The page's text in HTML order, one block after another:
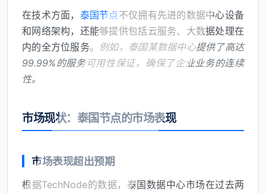
在技术方面， 泰国节点不仅拥有先进的数据中心设备
和网络架构，还能够提供包括云服务、大数据处理在
内的全方位服务。 例如，泰国某数据中心提供了高达
99.99%的服务可用性保证，确保了企业业务的连续
性。
市场现状：泰国节点的市场表现
市场表现超出预期
根据TechNode的数据，泰国数据中心市场在过去两